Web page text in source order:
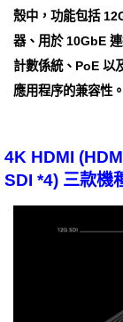
殼中，功能包括
器、用於 10GbE
計數係統、PoE
應用程序的兼容性。
4K HDMI
SDI *4) 三款機